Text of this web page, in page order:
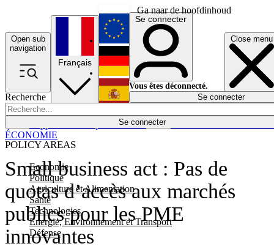
Ga naar de hoofdinhoud
Open sub
navigation
Close menu
Recherche
Se connecter
POLICY AREAS
Economie
Politique
Agriculture et Alimentation
Santé
Technologies
Energie, Environnement et Transport
Défense
Économie
Français
English
Deutsch
Español
Se connecter
Vous êtes déconnecté.
Se connecter
Small business act : Pas de
quotas d’accès aux marchés
publics pour les PME
innovantes
ÉCONOMIE